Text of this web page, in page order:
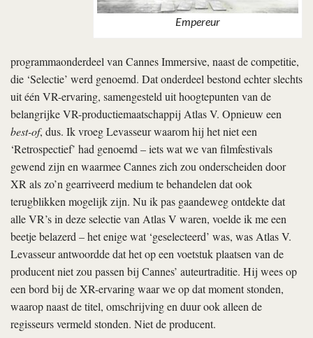
Empereur
programmaonderdeel van Cannes Immersive, naast de competitie,
die ‘Selectie’ werd genoemd. Dat onderdeel bestond echter slechts
uit één VR-ervaring, samengesteld uit hoogtepunten van de
belangrijke VR-productiemaatschappij Atlas V. Opnieuw een
best-of, dus. Ik vroeg Levasseur waarom hij het niet een
‘Retrospectief’ had genoemd – iets wat we van filmfestivals
gewend zijn en waarmee Cannes zich zou onderscheiden door
XR als zo’n gearriveerd medium te behandelen dat ook
terugblikken mogelijk zijn. Nu ik pas gaandeweg ontdekte dat
alle VR’s in deze selectie van Atlas V waren, voelde ik me een
beetje belazerd – het enige wat ‘geselecteerd’ was, was Atlas V.
Levasseur antwoordde dat het op een voetstuk plaatsen van de
producent niet zou passen bij Cannes’ auteurtraditie. Hij wees op
een bord bij de XR-ervaring waar we op dat moment stonden,
waarop naast de titel, omschrijving en duur ook alleen de
regisseurs vermeld stonden. Niet de producent.